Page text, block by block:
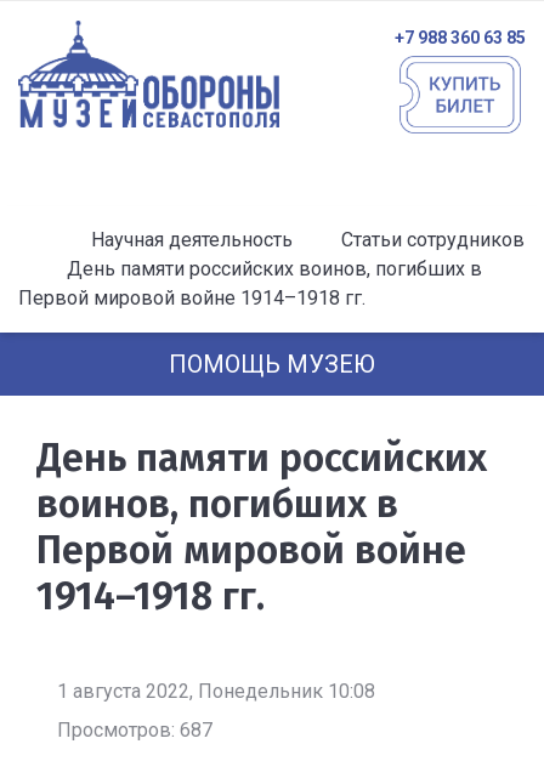
+7 988 360 63 85
Научная деятельность
Статьи сотрудников
День памяти российских воинов, погибших в
Первой мировой войне 1914–1918 гг.
ПОМОЩЬ МУЗЕЮ
День памяти российских
воинов, погибших в
Первой мировой войне
1914–1918 гг.
1 августа 2022, Понедельник 10:08
Просмотров: 687